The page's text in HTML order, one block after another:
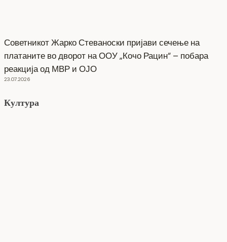
Советникот Жарко Стеваноски пријави сечење на
платаните во дворот на ООУ „Кочо Рацин“ – побара
реакција од МВР и ОЈО
23.07.2026
Култура